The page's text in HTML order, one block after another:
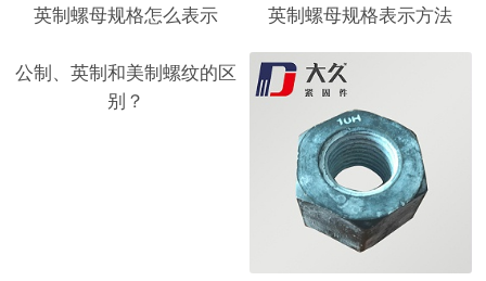
英制螺母规格怎么表示 英制螺母规格表示方法
公制、英制和美制螺纹的区
别？